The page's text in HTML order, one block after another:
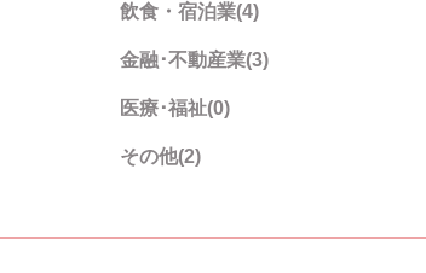
飲食・宿泊業(4)
金融･不動産業(3)
医療･福祉(0)
その他(2)